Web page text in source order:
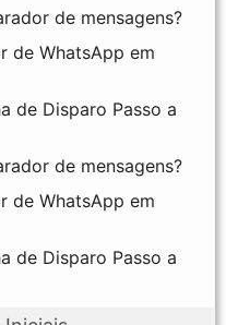
de mensagens?
de WhatsApp em
de Disparo Passo a
de mensagens?
de WhatsApp em
de Disparo Passo a